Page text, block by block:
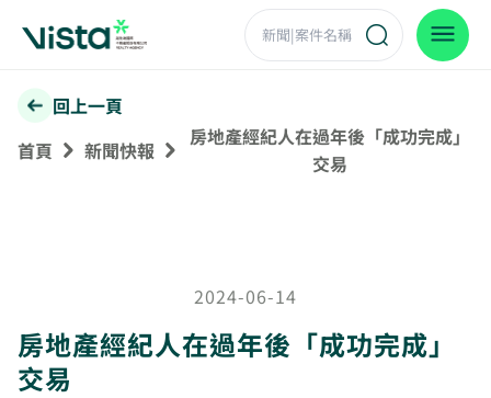
回上一頁
首頁
新聞快報
房地產經紀人在過年後「成功完成」
交易
2024-06-14
房地產經紀人在過年後「成功完成」
交易